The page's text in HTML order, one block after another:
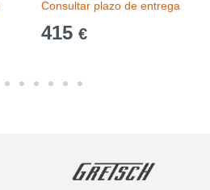
Consultar plazo de entrega
415 €